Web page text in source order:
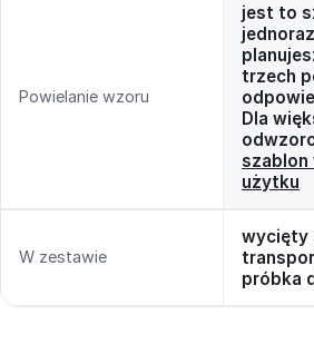
Powielanie wzoru
jest to
trzech
Dla
użytku
W zestawie
wycięty
próbka